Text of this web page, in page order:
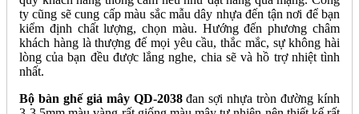
ty cũng sẽ cung cấp màu sắc mẫu dây nhựa đến tận nơi để bạn
kiểm định chất lượng, chọn màu. Hướng đến phương châm
khách hàng là thượng đế mọi yêu cầu, thắc mắc, sự không hài
lòng của bạn đều được lắng nghe, chia sẽ và hồ trợ nhiệt tình
nhất.
Bộ bàn ghế giả mây QD-2038đan sợi nhựa tròn đường kính